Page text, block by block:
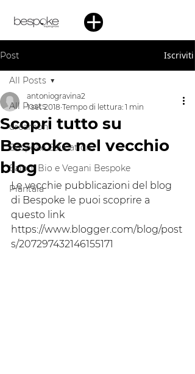
Post Iscriviti
All Posts
dreamon
Bespoke Education
Saloni Bio e Vegani Bespoke
Piantala
All Posts
Scopri tutto su
Bespoke nel vecchio
blog
antoniogravina2
1 set 2018 Tempo di lettura: 1 min
Le vecchie pubblicazioni del blog
di Bespoke le puoi scoprire a
questo link
https://www.blogger.com/blog/post
s/207297432146155171